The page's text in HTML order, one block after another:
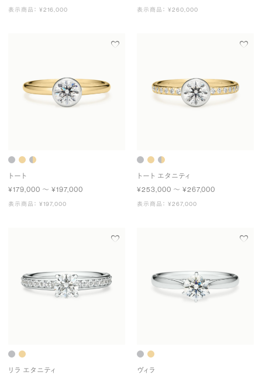
表示商品： ¥216,000 表示商品： ¥260,000
トート
¥179,000 〜 ¥197,000
表示商品： ¥197,000
トート エタニティ
¥253,000 〜 ¥267,000
表示商品： ¥267,000
リラ エタニティ ヴィラ